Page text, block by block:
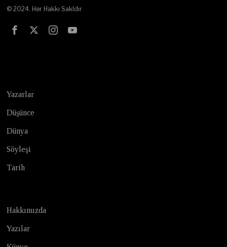
© 2024. Her Hakkı Sakldır
Yazarlar
Düşünce
Dünya
Söyleşi
Tarih
Hakkımızda
Yazılar